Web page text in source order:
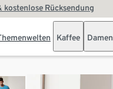
kostenlose Rücksendung
Kaffee Damen